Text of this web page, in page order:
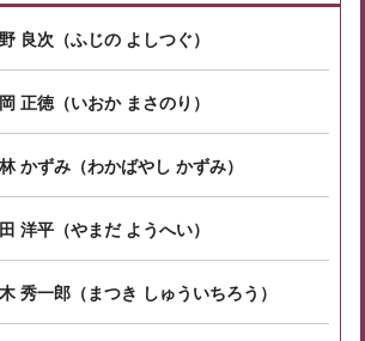
良次（ふじの よしつぐ）
正徳（いおか まさのり）
かずみ（わかばやし かずみ）
洋平（やまだ ようへい）
秀一郎（まつき しゅういちろう）